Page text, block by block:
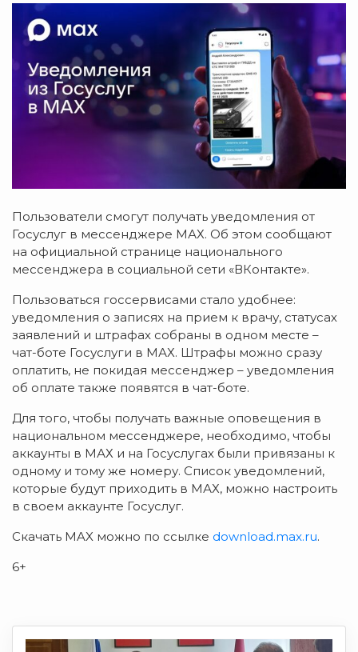
Пользователи смогут получать уведомления от
Госуслуг в мессенджере МАХ. Об этом сообщают
на официальной странице национального
мессенджера в социальной сети «ВКонтакте».
Пользоваться госсервисами стало удобнее:
уведомления о записях на прием к врачу, статусах
заявлений и штрафах собраны в одном месте –
чат-боте Госуслуги в МАХ. Штрафы можно сразу
оплатить, не покидая мессенджер – уведомления
об оплате также появятся в чат-боте.
Для того, чтобы получать важные оповещения в
национальном мессенджере, необходимо, чтобы
аккаунты в МАХ и на Госуслугах были привязаны к
одному и тому же номеру. Список уведомлений,
которые будут приходить в МАХ, можно настроить
в своем аккаунте Госуслуг.
Скачать MAX можно по ссылке download.max.ru.
6+